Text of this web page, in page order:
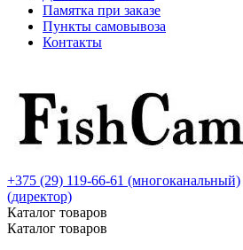
Памятка при заказе
Пункты самовывоза
Контакты
+375 (29) 119-66-61 (многоканальный)
(директор)
Каталог товаров
Каталог товаров